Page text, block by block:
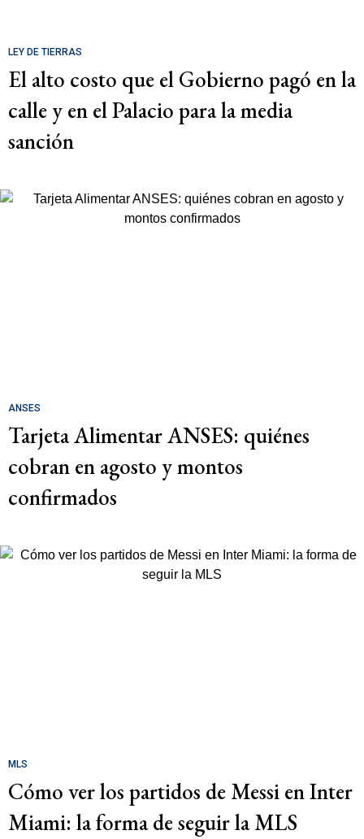
LEY DE TIERRAS
El alto costo que el Gobierno pagó en la
calle y en el Palacio para la media
sanción
ANSES
Tarjeta Alimentar ANSES: quiénes
cobran en agosto y montos
confirmados
MLS
Cómo ver los partidos de Messi en Inter
Miami: la forma de seguir la MLS